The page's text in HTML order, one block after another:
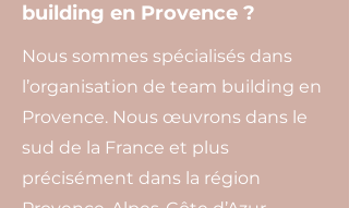
building en Provence ?
Nous sommes spécialisés dans
l’organisation de team building en
Provence. Nous œuvrons dans le
sud de la France et plus
précisément dans la région